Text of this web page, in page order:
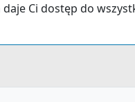
Ci dostęp do